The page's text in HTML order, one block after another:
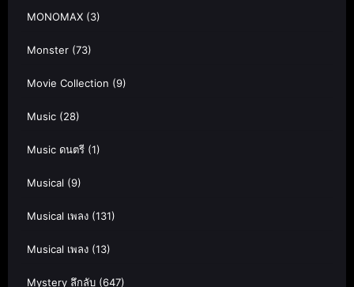
MONOMAX (3)
Monster (73)
Movie Collection (9)
Music (28)
Music ดนตรี (1)
Musical (9)
Musical เพลง (131)
Musical เพลง (13)
Mystery ลึกลับ (647)